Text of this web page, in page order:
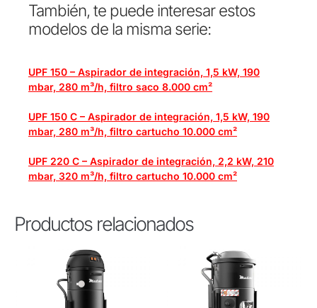
También, te puede interesar estos
modelos de la misma serie:
UPF 150 – Aspirador de integración, 1,5 kW, 190
mbar, 280 m³/h, filtro saco 8.000 cm²
UPF 150 C – Aspirador de integración, 1,5 kW, 190
mbar, 280 m³/h, filtro cartucho 10.000 cm²
UPF 220 C – Aspirador de integración, 2,2 kW, 210
mbar, 320 m³/h, filtro cartucho 10.000 cm²
Productos relacionados